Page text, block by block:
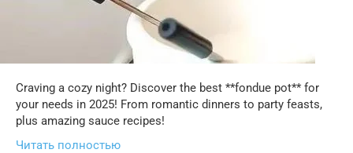
Craving a cozy night? Discover the best **fondue pot** for
your needs in 2025! From romantic dinners to party feasts,
plus amazing sauce recipes!
Читать полностью